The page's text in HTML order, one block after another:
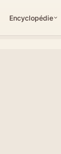
Encyclopédie